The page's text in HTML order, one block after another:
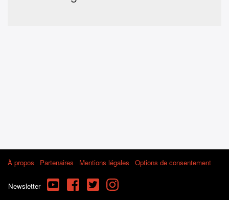
À propos Partenaires Mentions légales Options de consentement
Newsletter YouTube FacebookTwitterInstagram